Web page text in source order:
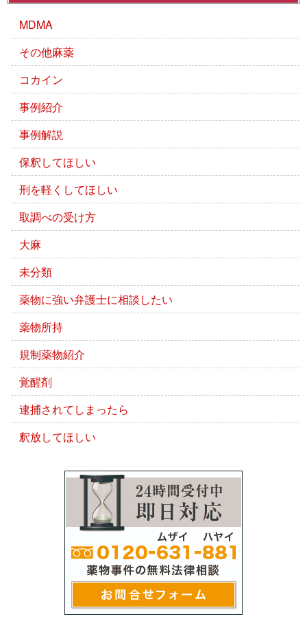
MDMA
その他麻薬
コカイン
事例紹介
事例解説
保釈してほしい
刑を軽くしてほしい
取調べの受け方
大麻
未分類
薬物に強い弁護士に相談したい
薬物所持
規制薬物紹介
覚醒剤
逮捕されてしまったら
釈放してほしい